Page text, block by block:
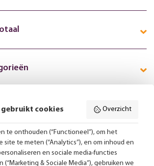
vanaf 99,-
gebruikt cookies Overzicht
te onthouden (“Functioneel”), om het
site te meten (“Analytics”), en om inhoud en
en sociale media-functies
(“Marketing & Sociale Media”), gebruiken we